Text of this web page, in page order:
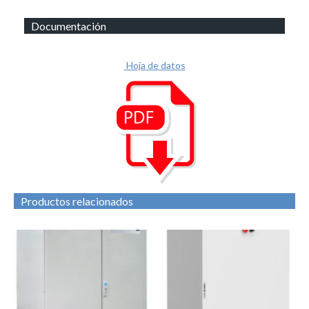
Documentación
Hoja de datos
Productos relacionados